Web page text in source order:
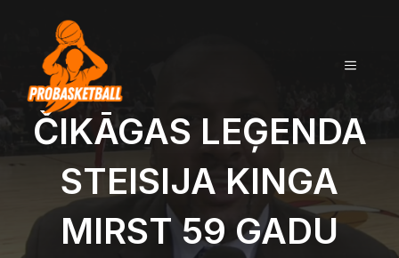
ČIKĀGAS LEĢENDA
STEISIJA KINGA
MIRST 59 GADU